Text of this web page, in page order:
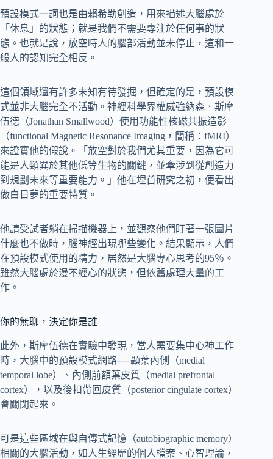
預設模式一詞也是由賴希勒創造，用來描述大腦處於
「休息」的狀態；就是我們不需要專注於任何事的狀
態。也就是說，放空時人的腦部活動並未停止，這和一
般人的認知完全相反。
這個領域還有許多未知有待發掘，但確定的是，預設模
式並非大腦完全不活動。神經科學界權威強納森．斯摩
伍德（Jonathan Smallwood）使用功能性核磁共振造影
（functional Magnetic Resonance Imaging，簡稱：fMRI）
來證實他的假說。「放空對於我們尤其重要，因為它可
能是人類異於其他低等生物的關鍵，並牽涉到從創造力
到規劃未來等重要能力。」他在埋首研究之初，便看出
做白日夢的重要特質。
他請受試者躺在掃描機器上，並觀察他們盯著一張圖片
什麼也不做時，腦神經出現哪些變化。結果顯示，人們
在預設模式使用的精力，居然是大腦專心思考的95％。
雖然大腦處於漫不經心的狀態，但依舊處理大量的工
作。
你的無聊，決定你是誰
此外，斯摩伍德在實驗中發現，當人需要集中心神工作
時，大腦中的預設模式網路──顳葉內側（medial
temporal lobe）、內側前額葉皮質（medial prefrontal
cortex），以及後扣帶回皮質（posterior cingulate cortex）
會關閉起來。
可是這些區域在與自傳式記憶（autobiographic memory）
相關的大腦活動，如人生經歷的個人檔案、心智理論，